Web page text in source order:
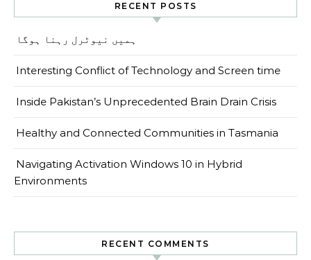
RECENT POSTS
ہمیں نیوٹرل رہنا ہوگا
Interesting Conflict of Technology and Screen time
Inside Pakistan’s Unprecedented Brain Drain Crisis
Healthy and Connected Communities in Tasmania
Navigating Activation Windows 10 in Hybrid
Environments
RECENT COMMENTS